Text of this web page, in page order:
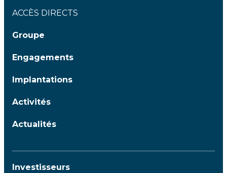
ACCÈS DIRECTS
Groupe
Engagements
Implantations
Activités
Actualités
Investisseurs